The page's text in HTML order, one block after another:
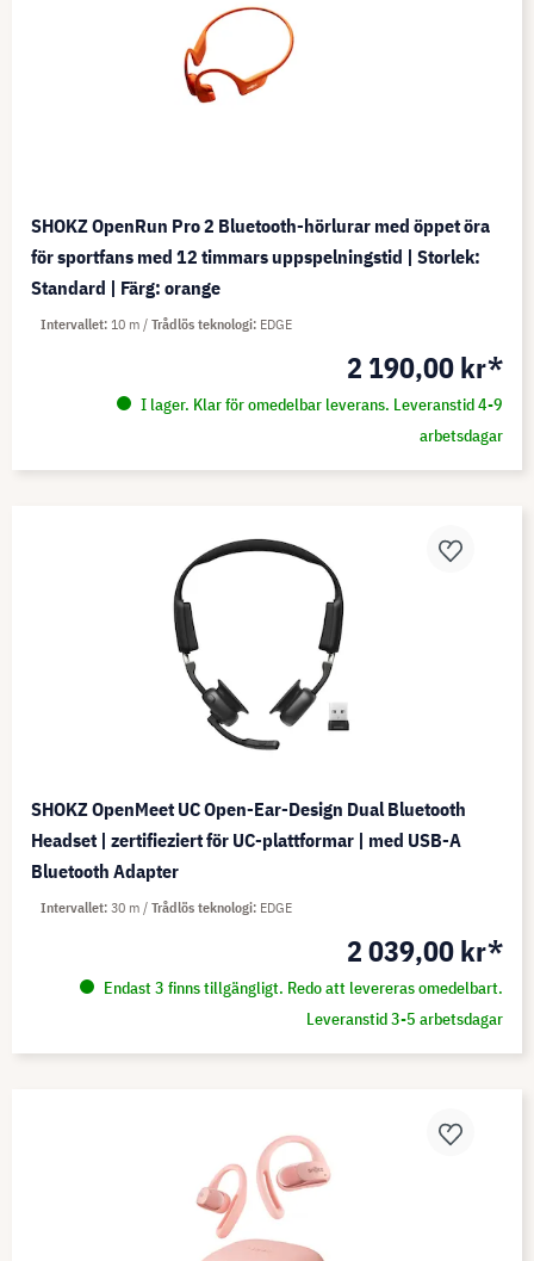
SHOKZ OpenRun Pro 2 Bluetooth-hörlurar med öppet öra
för sportfans med 12 timmars uppspelningstid | Storlek:
Standard | Färg: orange
2 190,00 kr*
I lager. Klar för omedelbar leverans. Leveranstid 4-9
arbetsdagar
Intervallet 10 m Trådlös teknologi EDGE
SHOKZ OpenMeet UC Open-Ear-Design Dual Bluetooth
Headset | zertifieziert för UC-plattformar | med USB-A
Bluetooth Adapter
2 039,00 kr*
Endast 3 finns tillgängligt. Redo att levereras omedelbart.
Leveranstid 3-5 arbetsdagar
Intervallet 30 m Trådlös teknologi EDGE